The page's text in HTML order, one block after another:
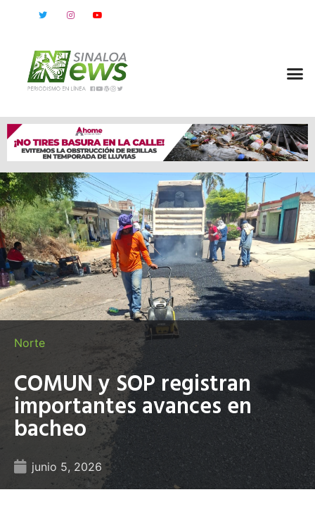
Norte
COMUN y SOP registran
importantes avances en
bacheo
junio 5, 2026